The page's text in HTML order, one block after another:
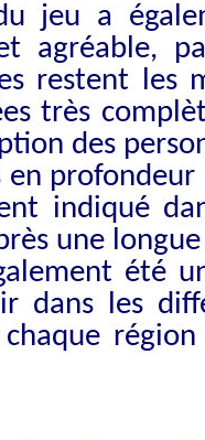
jeu a
agréable,
restent les
très
des
en
indiqué
une
été
dans les
chaque